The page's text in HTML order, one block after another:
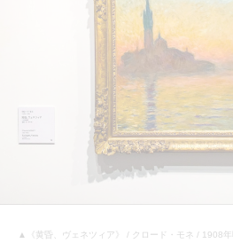
▲《黄昏、ヴェネツィア》 / クロード・モネ / 1908年